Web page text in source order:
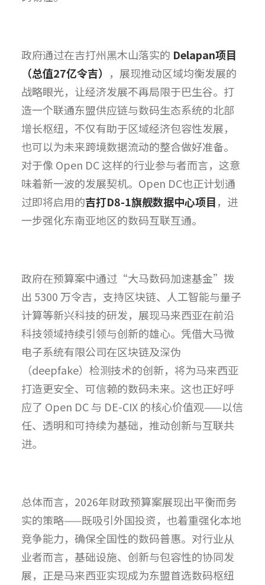
政府通过在吉打州黑木山落实的 Delapan项目
（总值27亿令吉） ，展现推动区域均衡发展的
战略眼光，让经济发展不再局限于巴生谷。打
造一个联通东盟供应链与数码生态系统的北部
增长枢纽，不仅有助于区域经济包容性发展，
也可以为未来跨境数据流动的整合做好准备。
对于像 Open DC 这样的行业参与者而言，这意
味着新一波的发展契机。Open DC也正计划通
过即将启用的吉打D8-1旗舰数据中心项目，进
一步强化东南亚地区的数码互联互通。
政府在预算案中通过“大马数码加速基金”拨
出 5300 万令吉，支持区块链、人工智能与量子
计算等新兴科技的研发，展现马来西亚在前沿
科技领域持续引领与创新的雄心。凭借大马微
电子系统有限公司在区块链及深伪
（deepfake）检测技术的创新，将为马来西亚
打造更安全、可信赖的数码未来。这也正好呼
应了 Open DC 与 DE-CIX 的核心价值观——以信
任、透明和可持续为基础，推动创新与互联共
进。
总体而言，2026年财政预算案展现出平衡而务
实的策略——既吸引外国投资，也着重强化本地
竞争能力，确保全国性的数码普惠。对行业从
业者而言，基础设施、创新与包容性的协同发
展，正是马来西亚实现成为东盟首选数码枢纽